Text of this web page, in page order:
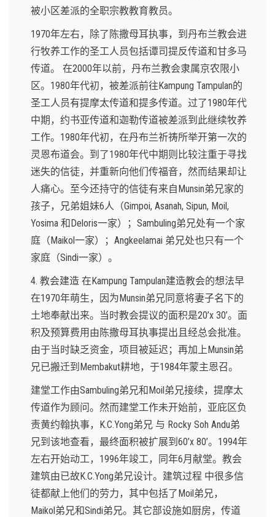
被小区差派的全职宗教教育教员。
1970年左右，除了陈撒母耳执事，到丹布兰教会进
行牧养工作的圣工人员包括谭司提反传道和甘多马
传道。 在2000年以前，丹布兰教会隶属京农限小
区。1980年代初，被差派前往Kampung Tampulan的
圣工人员有提摩太传道和提多传道。过了1980年代
中期，约书亚传道和迦勒传道被差派到此继续牧养
工作。1980年代初，在丹布兰祈祷所举开第一次的
灵恩布道会。到了1980年代中期则比较注重于寻找
迷失的信徒，并重新向他们传福音，然而结果却让
人痛心。至今还持守的信徒有来自Munsin弟兄家的
孩子，兄弟姐妹6人（Gimpoi, Asanah, Sipun, Moil,
Yosima 和Deloris一家）；Sambuling弟兄处有一个家
庭（Maikol一家）；Angkeelamai 弟兄处也只有一个
家庭（Sindi一家）。
4. 教会建造 在Kampung Tampulan建造教会的想法早
在1970年萌生，因为Munsin弟兄同意将妻子名下的
土地奉献出来。当时教会提议的面积是20’x 30’。面
积及预算费用由陈撒母耳执事提出且经总会批准。
由于当时缺乏资金，项目被延迟；再加上Munsin弟
兄已搬迁到Membakut耕地，于1984年蒙主恩召。
建堂工作由Sambuling弟兄和Moil弟兄接续，提摩太
传道作为顾问。然而建堂工作未开始前，亚庇区负
责黄约翰执事，K.C.Yong弟兄 与 Rocky Soh Andu弟
兄到该地查看，最终面积被扩展到60’x 80’。1994年
左右开始动工，1996年竣工，同年6月献堂。教会
建筑由已故K.C.Yong弟兄设计。建筑过程 中很多信
徒都献上他们的劳力，其中包括了Moil弟兄，
Maikol弟兄和Sindi弟兄。其它部设施如厨房，传道